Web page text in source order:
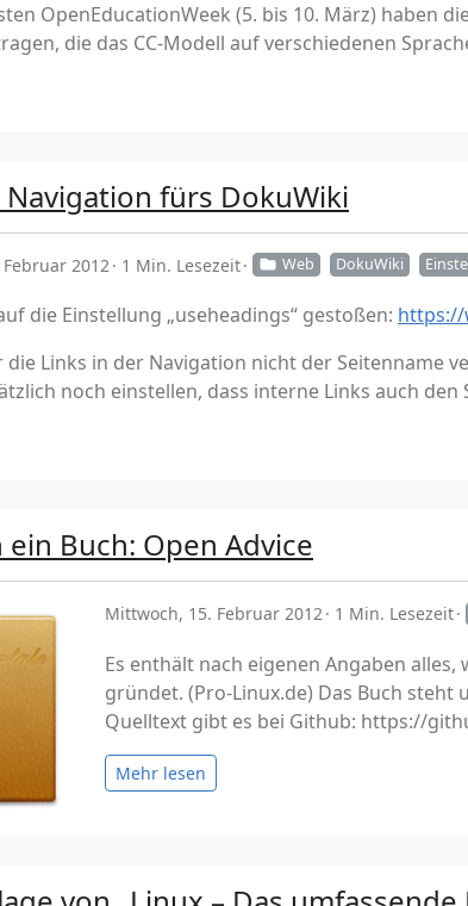
OpenEducationWeek (5. bis 10. März) haben
die das CC-Modell auf verschiedenen
Navigation fürs DokuWiki
2012 1 Min. Lesezeit Web DokuWiki
die Einstellung „useheadings“ gestoßen: https://
Links in der Navigation nicht der Seitenname
noch einstellen, dass interne Links auch den
Buch: Open Advice
Mittwoch, 15. Februar 2012 1 Min. Lesezeit
Es enthält nach eigenen Angaben
gründet. (Pro-Linux.de) Das Buch steht
Quelltext gibt es bei Github: https://
Mehr lesen